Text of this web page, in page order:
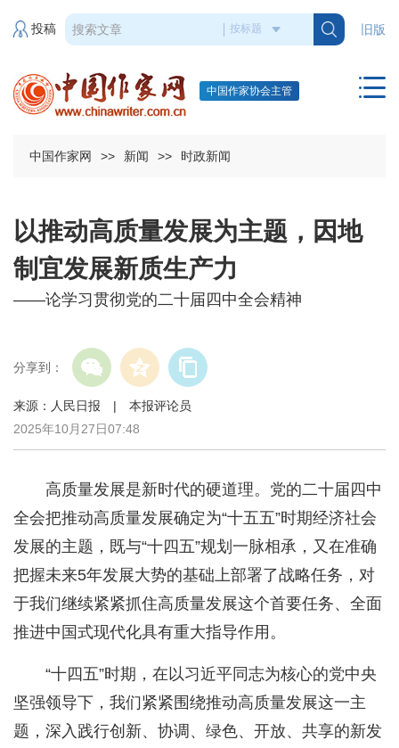
旧版
投稿
中国作家协会主管
中国作家网 >> 新闻 >> 时政新闻
以推动高质量发展为主题，因地
制宜发展新质生产力
——论学习贯彻党的二十届四中全会精神
分享到：
来源：人民日报 | 本报评论员
2025年10月27日07:48
高质量发展是新时代的硬道理。党的二十届四中
全会把推动高质量发展确定为“十五五”时期经济社会
发展的主题，既与“十四五”规划一脉相承，又在准确
把握未来5年发展大势的基础上部署了战略任务，对
于我们继续紧紧抓住高质量发展这个首要任务、全面
推进中国式现代化具有重大指导作用。
“十四五”时期，在以习近平同志为核心的党中央
坚强领导下，我们紧紧围绕推动高质量发展这一主
题，深入践行创新、协调、绿色、开放、共享的新发